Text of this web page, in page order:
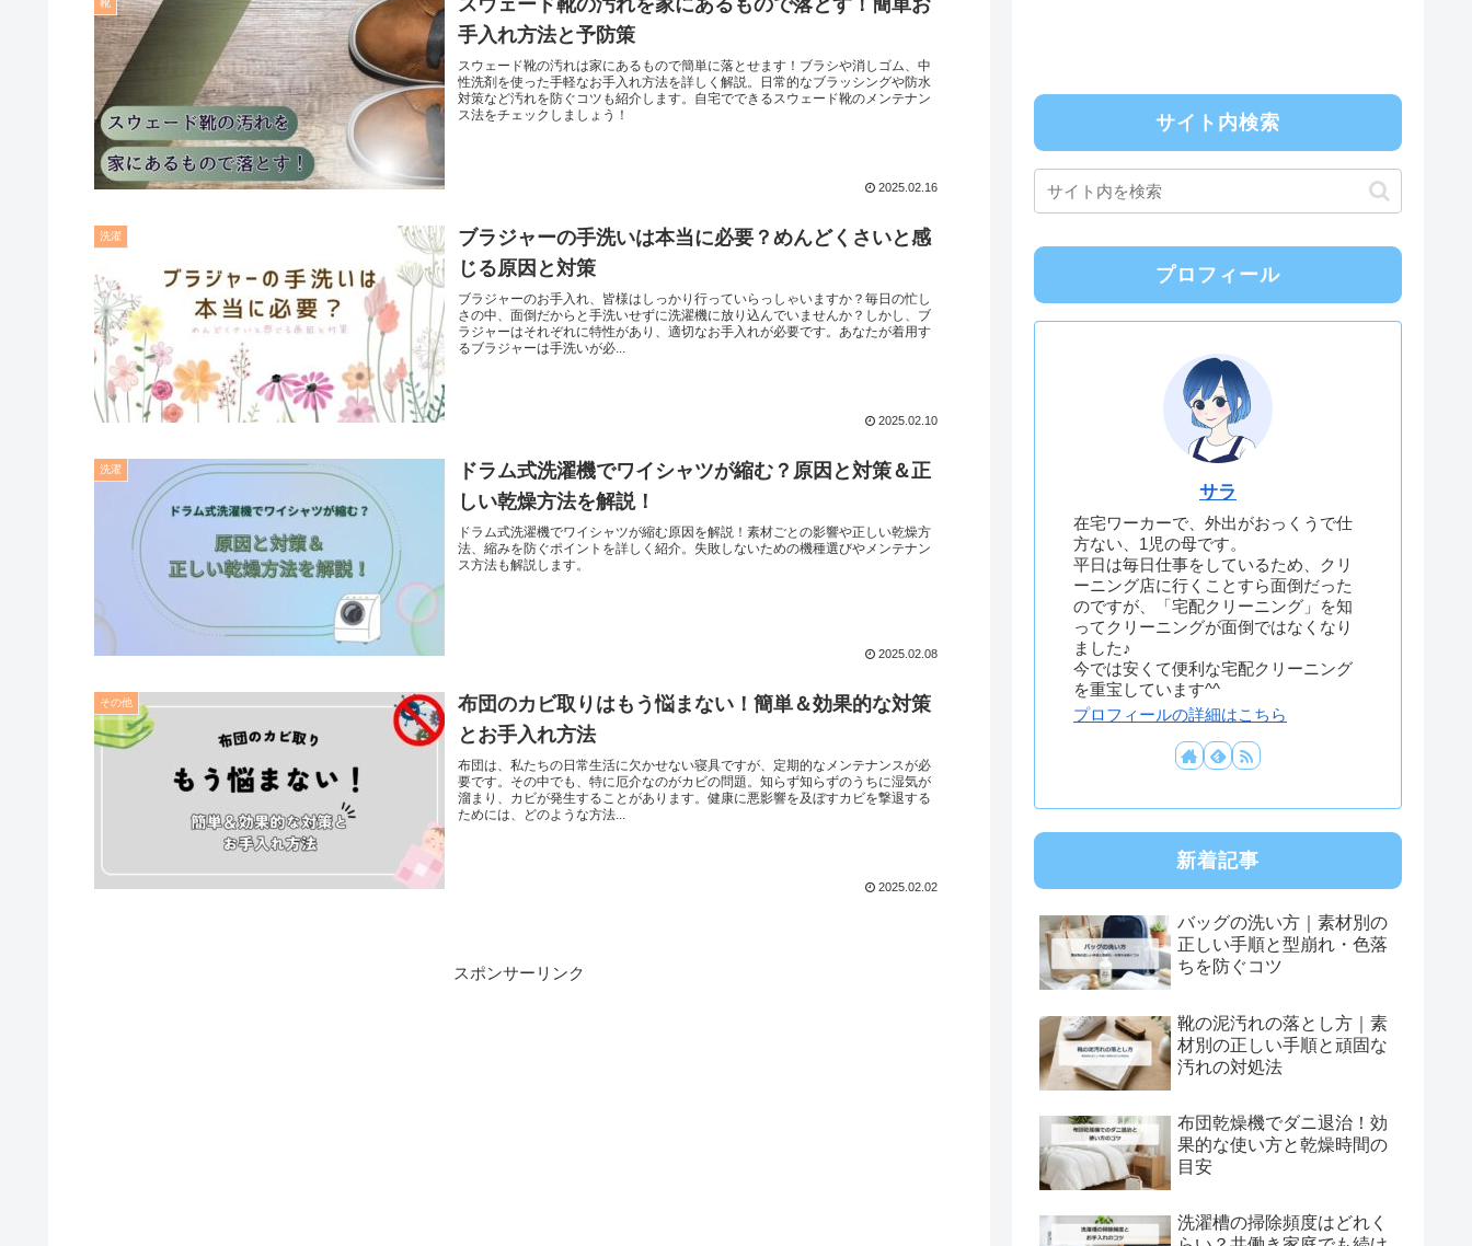
靴
スウェード靴の汚れを家にあるもので落とす！簡単お
手入れ方法と予防策
スウェード靴の汚れは家にあるもので簡単に落とせます！ブラシや消しゴム、中
性洗剤を使った手軽なお手入れ方法を詳しく解説。日常的なブラッシングや防水
対策など汚れを防ぐコツも紹介します。自宅でできるスウェード靴のメンテナン
ス法をチェックしましょう！
2025.02.16
洗濯
ブラジャーの手洗いは本当に必要？めんどくさいと感
じる原因と対策
ブラジャーのお手入れ、皆様はしっかり行っていらっしゃいますか？毎日の忙し
さの中、面倒だからと手洗いせずに洗濯機に放り込んでいませんか？しかし、ブ
ラジャーはそれぞれに特性があり、適切なお手入れが必要です。あなたが着用す
るブラジャーは手洗いが必...
2025.02.10
洗濯
ドラム式洗濯機でワイシャツが縮む？原因と対策＆正
しい乾燥方法を解説！
ドラム式洗濯機でワイシャツが縮む原因を解説！素材ごとの影響や正しい乾燥方
法、縮みを防ぐポイントを詳しく紹介。失敗しないための機種選びやメンテナン
ス方法も解説します。
2025.02.08
その他
布団のカビ取りはもう悩まない！簡単＆効果的な対策
とお手入れ方法
布団は、私たちの日常生活に欠かせない寝具ですが、定期的なメンテナンスが必
要です。その中でも、特に厄介なのがカビの問題。知らず知らずのうちに湿気が
溜まり、カビが発生することがあります。健康に悪影響を及ぼすカビを撃退する
ためには、どのような方法...
2025.02.02
スポンサーリンク
サイト内検索
プロフィール
サラ
在宅ワーカーで、外出がおっくうで仕
方ない、1児の母です。
平日は毎日仕事をしているため、クリ
ーニング店に行くことすら面倒だった
のですが、「宅配クリーニング」を知
ってクリーニングが面倒ではなくなり
ました♪
今では安くて便利な宅配クリーニング
を重宝しています^^
プロフィールの詳細はこちら
新着記事
バッグの洗い方｜素材別の
正しい手順と型崩れ・色落
ちを防ぐコツ
靴の泥汚れの落とし方｜素
材別の正しい手順と頑固な
汚れの対処法
布団乾燥機でダニ退治！効
果的な使い方と乾燥時間の
目安
洗濯槽の掃除頻度はどれく